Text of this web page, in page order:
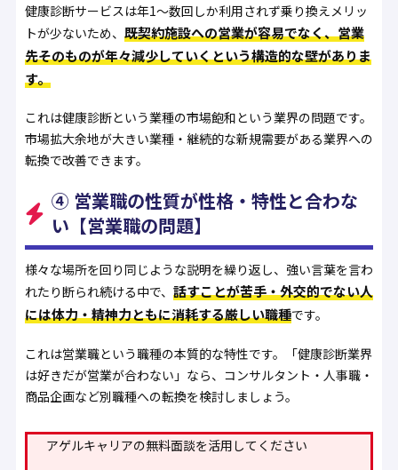
健康診断サービスは年1〜数回しか利用されず乗り換えメリッ
トが少ないため、 既契約施設への営業が容易でなく、営業
先そのものが年々減少していくという構造的な壁がありま
す。
これは健康診断という業種の市場飽和という業界の問題です。
市場拡大余地が大きい業種・継続的な新規需要がある業界への
転換で改善できます。
④ 営業職の性質が性格・特性と合わな
い【営業職の問題】
様々な場所を回り同じような説明を繰り返し、強い言葉を言わ
れたり断られ続ける中で、 話すことが苦手・外交的でない人
には体力・精神力ともに消耗する厳しい職種です。
これは営業職という職種の本質的な特性です。「健康診断業界
は好きだが営業が合わない」なら、コンサルタント・人事職・
商品企画など別職種への転換を検討しましょう。
アゲルキャリアの無料面談を活用してください